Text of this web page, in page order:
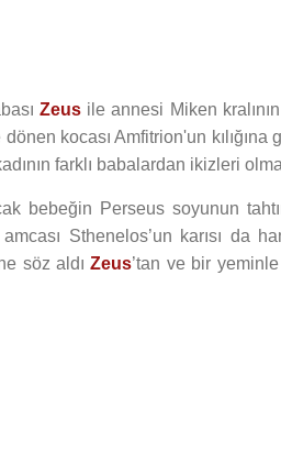
Zeus ile annesi Miken
kocası Amfitrion'un kılığına
farklı babalardan ikizleri
bebeğin Perseus soyunun
Sthenelos’un karısı da
söz aldıZeus’tan ve bir